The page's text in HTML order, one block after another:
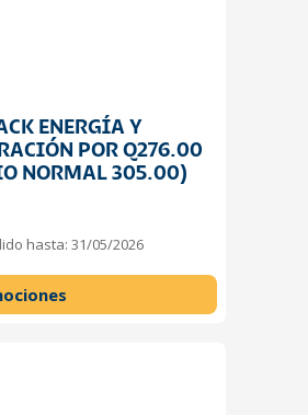
ENERGÍA Y
POR Q276.00
NORMAL 305.00)
hasta: 31/05/2026